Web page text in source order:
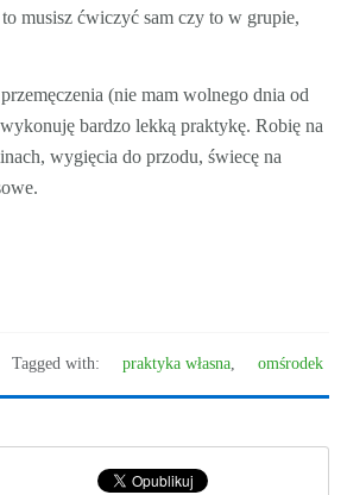
musisz ćwiczyć sam czy to w grupie,
(nie mam wolnego dnia od
bardzo lekką praktykę. Robię na
wygięcia do przodu, świecę na
Tagged with: praktyka własna, omśrodek